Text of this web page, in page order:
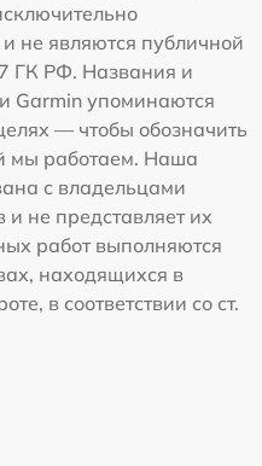
не являются публичной
ГК РФ. Названия и
Garmin упоминаются
— чтобы обозначить
мы работаем. Наша
с владельцами
не представляет их
работ выполняются
находящихся в
в соответствии со ст.